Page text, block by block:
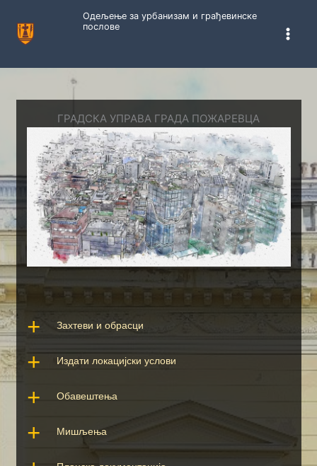
садржај
Одељење за урбанизам и грађевинске
послове
ГРАДСКА УПРАВА ГРАДА ПОЖАРЕВЦА
Захтеви и обрасци
Издати локацијски услови
Обавештења
Мишљења